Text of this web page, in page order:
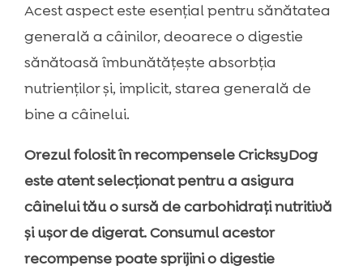
Acest aspect este esențial pentru sănătatea
generală a câinilor, deoarece o digestie
sănătoasă îmbunătățește absorbția
nutrienților și, implicit, starea generală de
bine a câinelui.
Orezul folosit în recompensele CricksyDog
este atent selecționat pentru a asigura
câinelui tău o sursă de carbohidrați nutritivă
și ușor de digerat. Consumul acestor
recompense poate sprijini o digestie